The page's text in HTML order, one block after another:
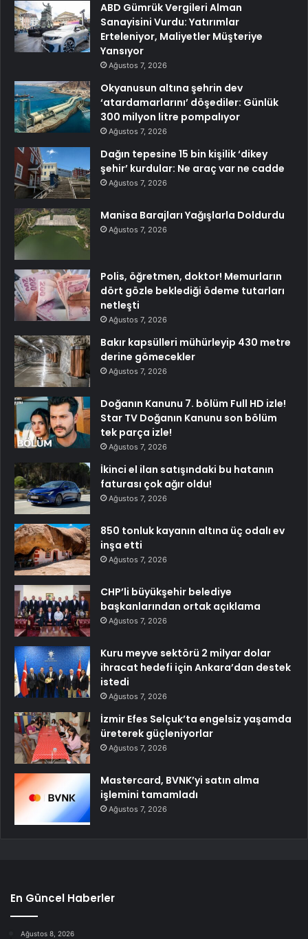
ABD Gümrük Vergileri Alman
Sanayisini Vurdu: Yatırımlar
Erteleniyor, Maliyetler Müşteriye
Yansıyor
Ağustos 7, 2026
Okyanusun altına şehrin dev
‘atardamarlarını’ döşediler: Günlük
300 milyon litre pompalıyor
Ağustos 7, 2026
Dağın tepesine 15 bin kişilik ‘dikey
şehir’ kurdular: Ne araç var ne cadde
Ağustos 7, 2026
Manisa Barajları Yağışlarla Doldurdu
Ağustos 7, 2026
Polis, öğretmen, doktor! Memurların
dört gözle beklediği ödeme tutarları
netleşti
Ağustos 7, 2026
Bakır kapsülleri mühürleyip 430 metre
derine gömecekler
Ağustos 7, 2026
Doğanın Kanunu 7. bölüm Full HD izle!
Star TV Doğanın Kanunu son bölüm
tek parça izle!
Ağustos 7, 2026
İkinci el ilan satışındaki bu hatanın
faturası çok ağır oldu!
Ağustos 7, 2026
850 tonluk kayanın altına üç odalı ev
inşa etti
Ağustos 7, 2026
CHP’li büyükşehir belediye
başkanlarından ortak açıklama
Ağustos 7, 2026
Kuru meyve sektörü 2 milyar dolar
ihracat hedefi için Ankara’dan destek
istedi
Ağustos 7, 2026
İzmir Efes Selçuk’ta engelsiz yaşamda
üreterek güçleniyorlar
Ağustos 7, 2026
Mastercard, BVNK’yi satın alma
işlemini tamamladı
Ağustos 7, 2026
En Güncel Haberler
Ağustos 8, 2026